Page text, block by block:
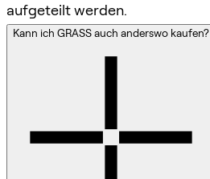
aufgeteilt werden.
Kann ich GRASS auch anderswo kaufen?